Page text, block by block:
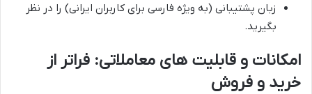
زبان پشتیبانی (به ویژه فارسی برای کاربران ایرانی) را در نظر
بگیرید.
امکانات و قابلیت های معاملاتی: فراتر از
خرید و فروش